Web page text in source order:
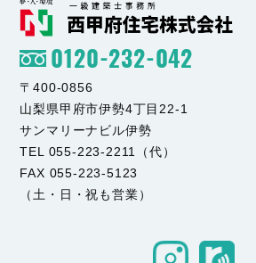
0120-232-042
〒400-0856
山梨県甲府市伊勢4丁目22-1
サンマリーナビル伊勢
TEL 055-223-2211（代）
FAX 055-223-5123
（土・日・祝も営業）